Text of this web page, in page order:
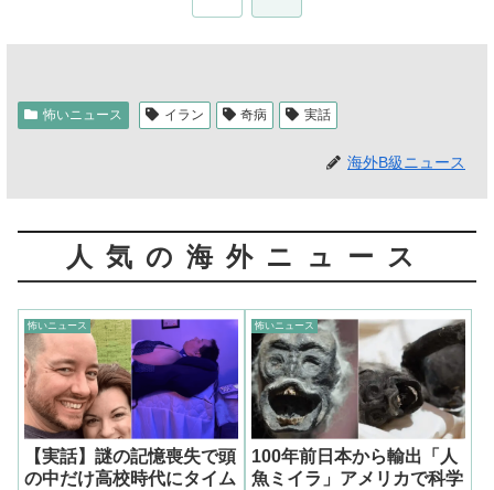
怖いニュース イラン 奇病 実話
海外B級ニュース
人気の海外ニュース
怖いニュース
【実話】謎の記憶喪失で頭
の中だけ高校時代にタイム
怖いニュース
100年前日本から輸出「人
魚ミイラ」アメリカで科学